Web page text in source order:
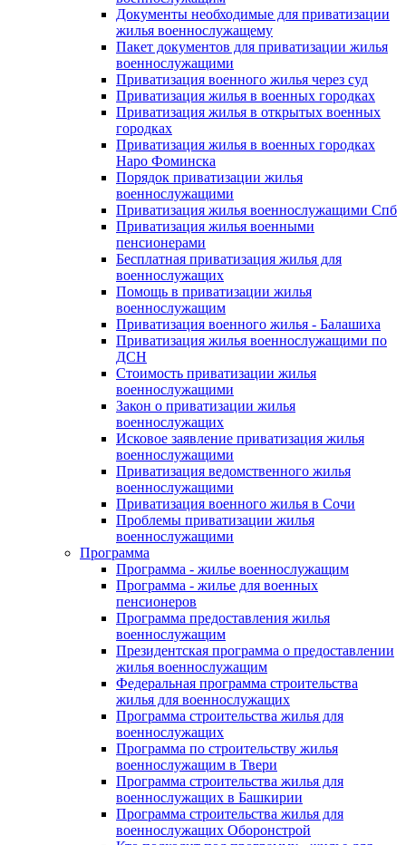
Документы необходимые для приватизации
жилья военнослужащему
Пакет документов для приватизации жилья
военнослужащими
Приватизация военного жилья через суд
Приватизация жилья в военных городках
Приватизация жилья в открытых военных
городках
Приватизация жилья в военных городках
Наро Фоминска
Порядок приватизации жилья
военнослужащими
Приватизация жилья военнослужащими Спб
Приватизация жилья военными
пенсионерами
Бесплатная приватизация жилья для
военнослужащих
Помощь в приватизации жилья
военнослужащим
Приватизация военного жилья - Балашиха
Приватизация жилья военнослужащими по
ДСН
Стоимость приватизации жилья
военнослужащими
Закон о приватизации жилья
военнослужащих
Исковое заявление приватизация жилья
военнослужащими
Приватизация ведомственного жилья
военнослужащими
Приватизация военного жилья в Сочи
Проблемы приватизации жилья
военнослужащими
Программа
Программа - жилье военнослужащим
Программа - жилье для военных
пенсионеров
Программа предоставления жилья
военнослужащим
Президентская программа о предоставлении
жилья военнослужащим
Федеральная программа строительства
жилья для военнослужащих
Программа строительства жилья для
военнослужащих
Программа по строительству жилья
военнослужащим в Твери
Программа строительства жилья для
военнослужащих в Башкирии
Программа строительства жилья для
военнослужащих Оборонстрой